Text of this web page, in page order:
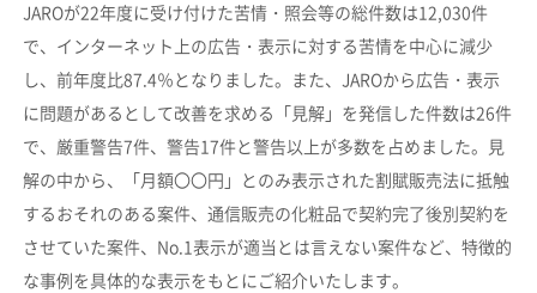
JAROが22年度に受け付けた苦情・照会等の総件数は12,030件
で、インターネット上の広告・表示に対する苦情を中心に減少
し、前年度比87.4％となりました。また、JAROから広告・表示
に問題があるとして改善を求める「見解」を発信した件数は26件
で、厳重警告7件、警告17件と警告以上が多数を占めました。見
解の中から、「月額〇〇円」とのみ表示された割賦販売法に抵触
するおそれのある案件、通信販売の化粧品で契約完了後別契約を
させていた案件、No.1表示が適当とは言えない案件など、特徴的
な事例を具体的な表示をもとにご紹介いたします。